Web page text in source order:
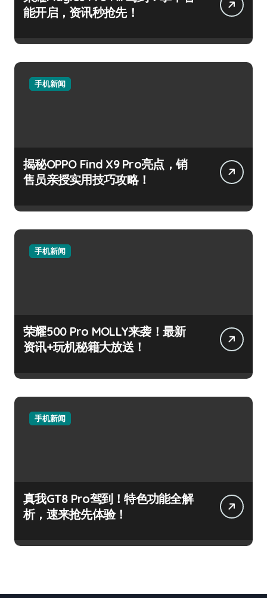
能开启，资讯秒抢先！
手机新闻
揭秘OPPO Find X9 Pro亮点，销
售员亲授实用技巧攻略！
手机新闻
荣耀500 Pro MOLLY来袭！最新
资讯+玩机秘籍大放送！
手机新闻
真我GT8 Pro驾到！特色功能全解
析，速来抢先体验！